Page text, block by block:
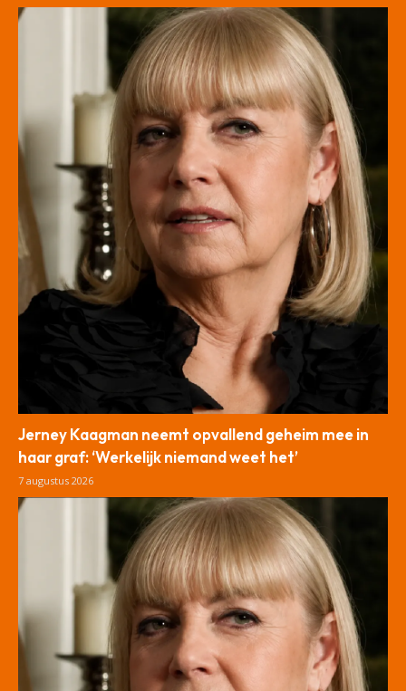
Jerney Kaagman neemt opvallend geheim mee in
haar graf: ‘Werkelijk niemand weet het’
7 augustus 2026